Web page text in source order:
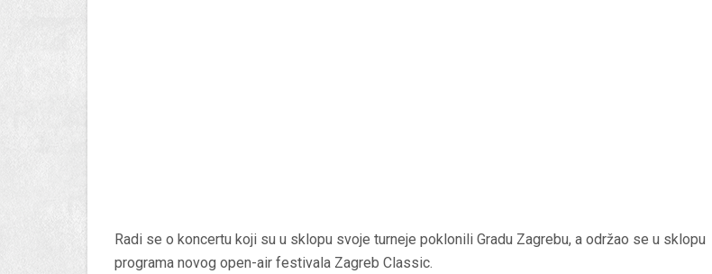
Radi se o koncertu koji su u sklopu svoje turneje poklonili Gradu Zagrebu, a održao se u sklopu
programa novog open-air festivala Zagreb Classic.